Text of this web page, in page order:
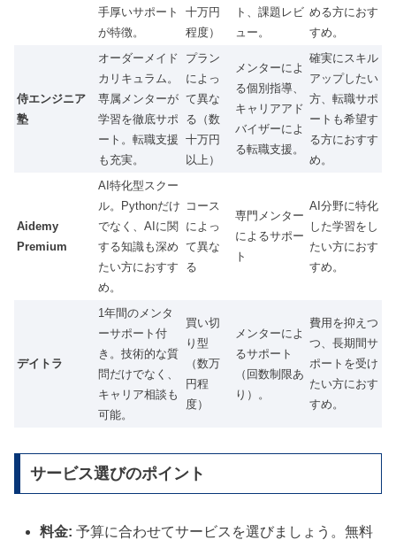
手厚いサポート
が特徴。
十万円
程度）
ト、課題レビ
ュー。
める方におす
すめ。
侍エンジニア
塾
オーダーメイド
カリキュラム。
専属メンターが
学習を徹底サポ
ート。転職支援
も充実。
プラン
によっ
て異な
る（数
十万円
以上）
メンターによ
る個別指導、
キャリアアド
バイザーによ
る転職支援。
確実にスキル
アップしたい
方、転職サポ
ートも希望す
る方におすす
め。
Aidemy
Premium
AI特化型スクー
ル。Pythonだけ
でなく、AIに関
する知識も深め
たい方におすす
め。
コース
によっ
て異な
る
専門メンター
によるサポー
ト
AI分野に特化
した学習をし
たい方におす
すめ。
デイトラ
1年間のメンタ
ーサポート付
き。技術的な質
問だけでなく、
キャリア相談も
可能。
買い切
り型
（数万
円程
度）
メンターによ
るサポート
（回数制限あ
り）。
費用を抑えつ
つ、長期間サ
ポートを受け
たい方におす
すめ。
サービス選びのポイント
料金: 予算に合わせてサービスを選びましょう。無料